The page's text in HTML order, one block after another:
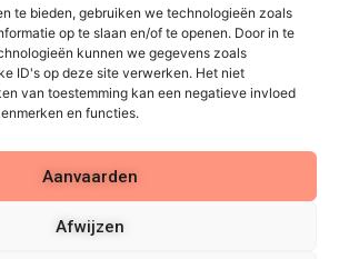
te bieden, gebruiken we technologieën zoals
op te slaan en/of te openen. Door in te
kunnen we gegevens zoals
ID's op deze site verwerken. Het niet
van toestemming kan een negatieve invloed
en functies.
Aanvaarden
Afwijzen
Politique de confidentialité
rights reserved wereld van warm